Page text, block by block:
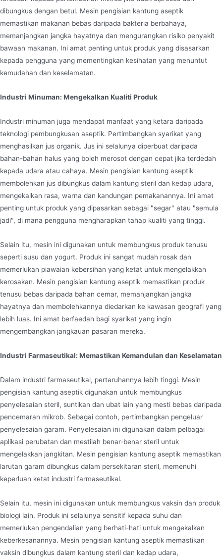
dibungkus dengan betul. Mesin pengisian kantung aseptik
memastikan makanan bebas daripada bakteria berbahaya,
memanjangkan jangka hayatnya dan mengurangkan risiko penyakit
bawaan makanan. Ini amat penting untuk produk yang disasarkan
kepada pengguna yang mementingkan kesihatan yang menuntut
kemudahan dan keselamatan.
Industri Minuman: Mengekalkan Kualiti Produk
Industri minuman juga mendapat manfaat yang ketara daripada
teknologi pembungkusan aseptik. Pertimbangkan syarikat yang
menghasilkan jus organik. Jus ini selalunya diperbuat daripada
bahan-bahan halus yang boleh merosot dengan cepat jika terdedah
kepada udara atau cahaya. Mesin pengisian kantung aseptik
membolehkan jus dibungkus dalam kantung steril dan kedap udara,
mengekalkan rasa, warna dan kandungan pemakanannya. Ini amat
penting untuk produk yang dipasarkan sebagai "segar" atau "semula
jadi", di mana pengguna mengharapkan tahap kualiti yang tinggi.
Selain itu, mesin ini digunakan untuk membungkus produk tenusu
seperti susu dan yogurt. Produk ini sangat mudah rosak dan
memerlukan piawaian kebersihan yang ketat untuk mengelakkan
kerosakan. Mesin pengisian kantung aseptik memastikan produk
tenusu bebas daripada bahan cemar, memanjangkan jangka
hayatnya dan membolehkannya diedarkan ke kawasan geografi yang
lebih luas. Ini amat berfaedah bagi syarikat yang ingin
mengembangkan jangkauan pasaran mereka.
Industri Farmaseutikal: Memastikan Kemandulan dan Keselamatan
Dalam industri farmaseutikal, pertaruhannya lebih tinggi. Mesin
pengisian kantung aseptik digunakan untuk membungkus
penyelesaian steril, suntikan dan ubat lain yang mesti bebas daripada
pencemaran mikrob. Sebagai contoh, pertimbangkan pengeluar
penyelesaian garam. Penyelesaian ini digunakan dalam pelbagai
aplikasi perubatan dan mestilah benar-benar steril untuk
mengelakkan jangkitan. Mesin pengisian kantung aseptik memastikan
larutan garam dibungkus dalam persekitaran steril, memenuhi
keperluan ketat industri farmaseutikal.
Selain itu, mesin ini digunakan untuk membungkus vaksin dan produk
biologi lain. Produk ini selalunya sensitif kepada suhu dan
memerlukan pengendalian yang berhati-hati untuk mengekalkan
keberkesanannya. Mesin pengisian kantung aseptik memastikan
vaksin dibungkus dalam kantung steril dan kedap udara,